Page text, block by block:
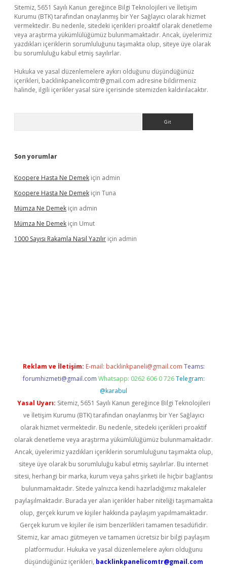
Sitemiz, 5651 Sayılı Kanun gereğince Bilgi Teknolojileri ve İletişim
Kurumu (BTK) tarafından onaylanmış bir Yer Sağlayıcı olarak hizmet
vermektedir. Bu nedenle, sitedeki içerikleri proaktif olarak denetleme
veya araştırma yükümlülüğümüz bulunmamaktadır. Ancak, üyelerimiz
yazdıkları içeriklerin sorumluluğunu taşımakta olup, siteye üye olarak
bu sorumluluğu kabul etmiş sayılırlar.
Hukuka ve yasal düzenlemelere aykırı olduğunu düşündüğünüz
içerikleri, backlinkpanelicomtr@gmail.com adresine bildirmeniz
halinde, ilgili içerikler yasal süre içerisinde sitemizden kaldırılacaktır.
Son yorumlar
Koopere Hasta Ne Demek için admin
Koopere Hasta Ne Demek için Tuna
Mümza Ne Demek için admin
Mümza Ne Demek için Umut
1000 Sayısı Rakamla Nasıl Yazılır için admin
Reklam ve İletişim: E-mail: backlinkpaneli@gmail.com Teams:
forumhizmeti@gmail.com Whatsapp: 0262 606 0 726 Telegram:
@karabul
Yasal Uyarı: Sitemiz, 5651 Sayılı Kanun gereğince Bilgi Teknolojileri
ve İletişim Kurumu (BTK) tarafından onaylanmış bir Yer Sağlayıcı
olarak hizmet vermektedir. Bu nedenle, sitedeki içerikleri proaktif
olarak denetleme veya araştırma yükümlülüğümüz bulunmamaktadır.
Ancak, üyelerimiz yazdıkları içeriklerin sorumluluğunu taşımakta olup,
siteye üye olarak bu sorumluluğu kabul etmiş sayılırlar. Bu internet
sitesi, herhangi bir marka, kurum veya şahıs şirketi ile hiçbir bağlantısı
bulunmamaktadır. Sitede yalnızca kendi hazırladığımız makaleler
paylaşılmaktadır. Burada yer alan içerikler haber niteliği taşımamakta
olup, gerçek kurum ve kişiler hakkında paylaşım yapılmamaktadır.
Gerçek kurum ve kişiler ile isim benzerlikleri tamamen tesadüfidir.
Sitemiz, kar amacı gütmeyen ve tamamen ücretsiz bir bilgi paylaşım
platformudur. Hukuka ve yasal düzenlemelere aykırı olduğunu
düşündüğünüz içerikleri, backlinkpanelicomtr@gmail.com